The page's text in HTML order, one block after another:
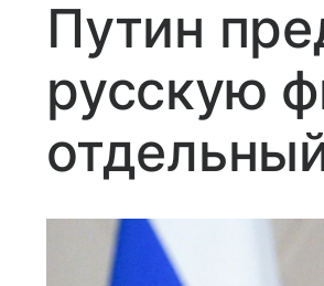
Путин
русскую